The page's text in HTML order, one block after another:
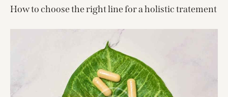
How to choose the right line for a holistic tratement